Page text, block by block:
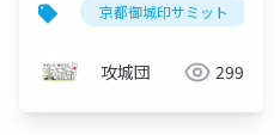
京都御城印サミット
攻城団 299